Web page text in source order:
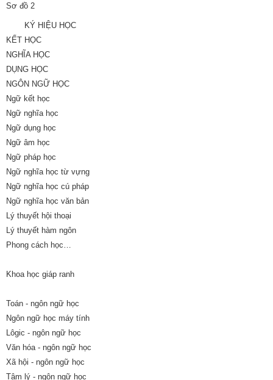
Sơ đồ 2
KÝ HIỆU HỌC
KẾT HỌC
NGHĨA HỌC
DỤNG HỌC
NGÔN NGỮ HỌC
Ngữ kết học
Ngữ nghĩa học
Ngữ dụng học
Ngữ âm học
Ngữ pháp học
Ngữ nghĩa học từ vựng
Ngữ nghĩa học cú pháp
Ngữ nghĩa học văn bản
Lý thuyết hội thoại
Lý thuyết hàm ngôn
Phong cách học…
Khoa học giáp ranh
Toán - ngôn ngữ học
Ngôn ngữ học máy tính
Lôgic - ngôn ngữ học
Văn hóa - ngôn ngữ học
Xã hội - ngôn ngữ học
Tâm lý - ngôn ngữ học